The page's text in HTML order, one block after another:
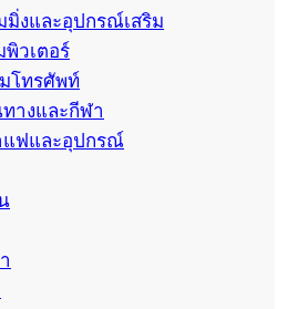
มิ่งและอุปกรณ์เสริม
วเตอร์
โทรศัพท์
างและกีฬา
แฟและอุปกรณ์